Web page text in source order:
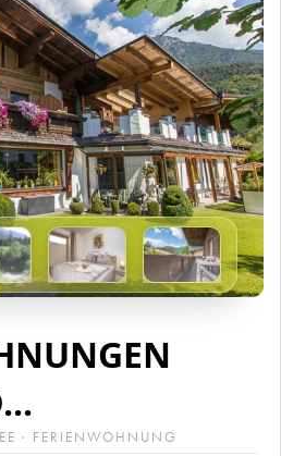
· FERIENWOHNUNG